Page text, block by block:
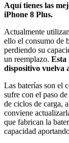
Aquí tienes las
iPhone 8 Plus.
Actualmente
ello el consumo de
perdiendo su
un reemplazo. Esta
dispositivo vuelva
Las baterías son el
sufre con el paso
de ciclos de carga,
conviene
que fabrican la
capacidad